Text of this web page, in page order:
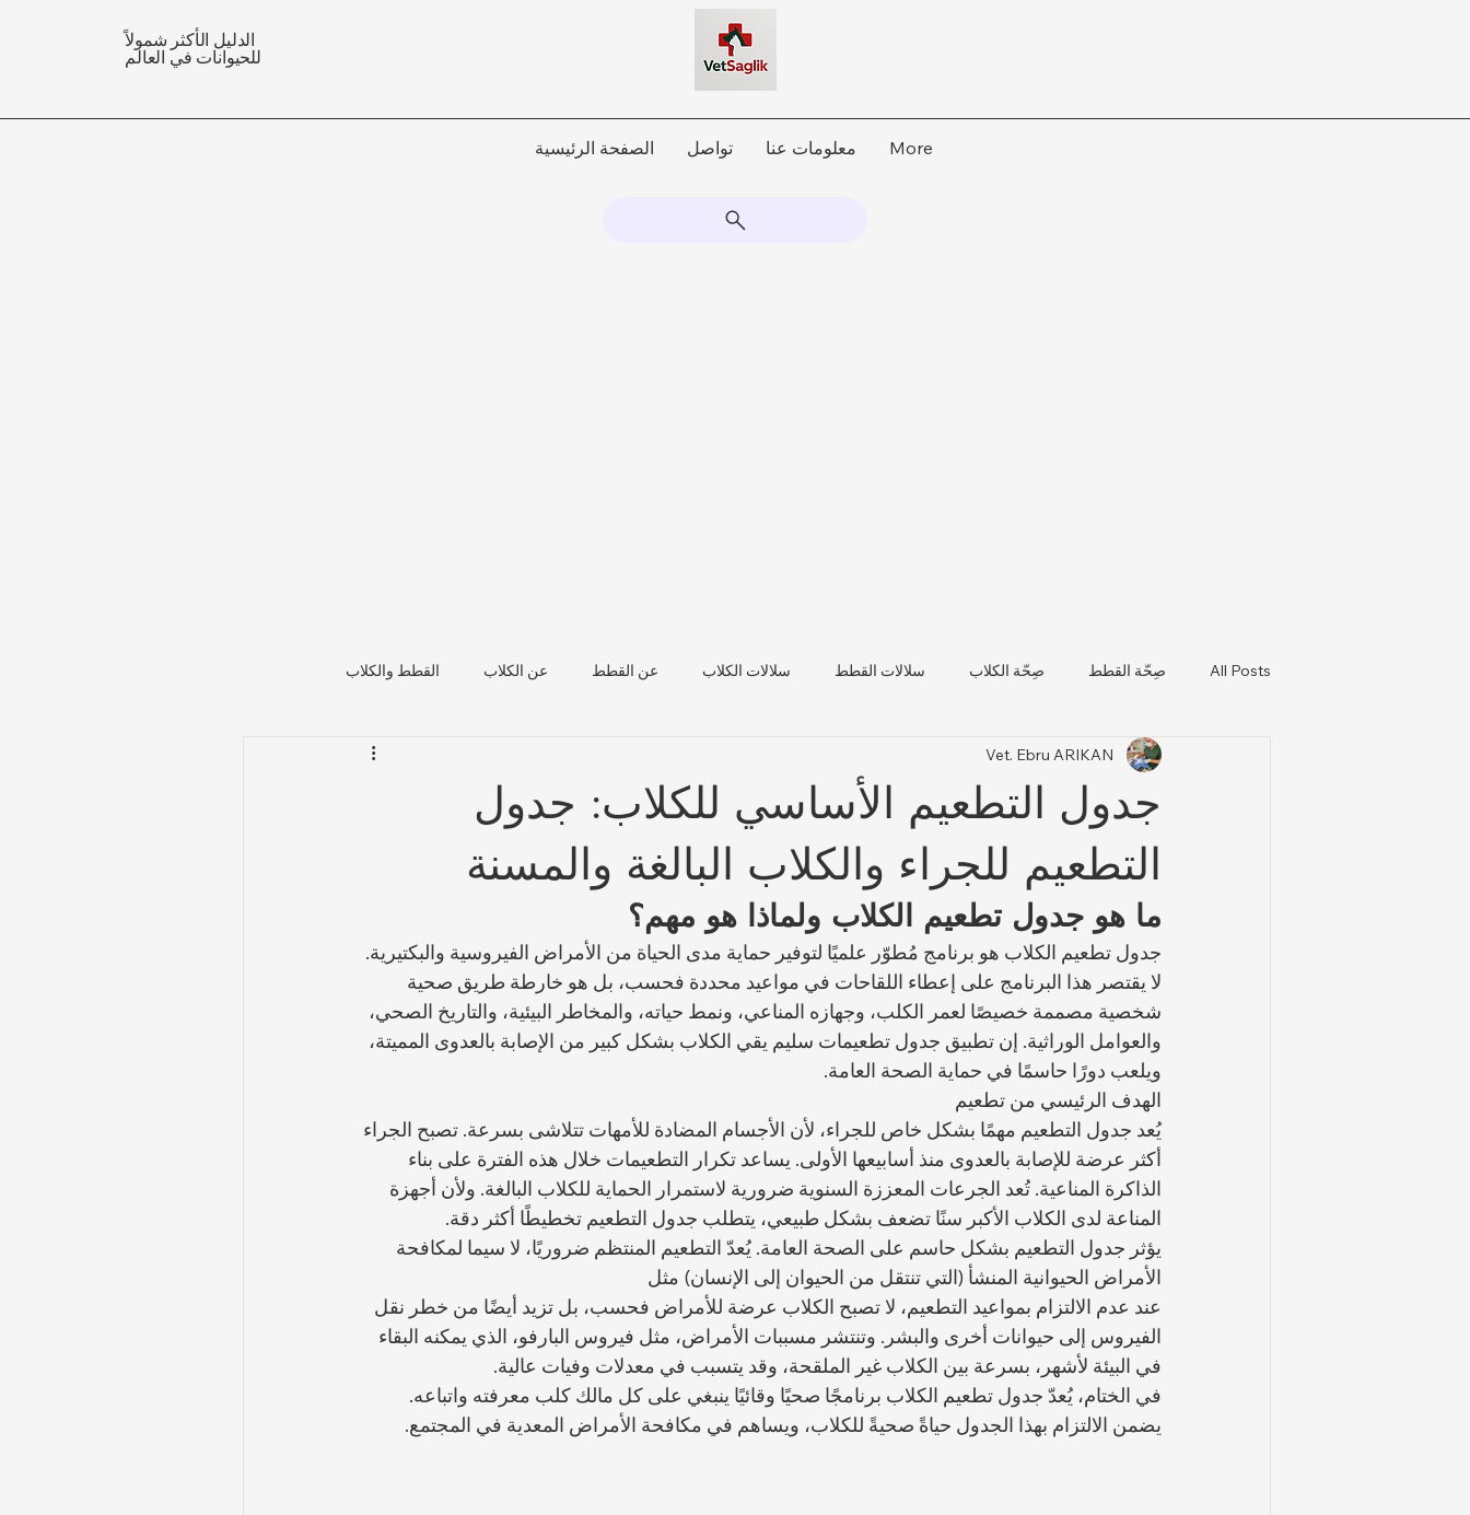
الدليل الأكثر شمولاً
للحيوانات في العالم
الصفحة الرئيسية تواصل معلومات عنا More
All Posts صِحّة القطط صِحّة الكلاب سلالات القطط سلالات الكلاب عن القطط عن الكلاب القطط والكلاب
تحديثات صحة الحيوانات واللوائح التن
جدول التطعيم الأساسي للكلاب: جدول
التطعيم للجراء والكلاب البالغة والمسنة
Vet. Ebru ARIKAN
ما هو جدول تطعيم الكلاب ولماذا هو مهم؟
جدول تطعيم الكلاب هو برنامج مُطوّر علميًا لتوفير حماية مدى الحياة من الأمراض الفيروسية والبكتيرية.
لا يقتصر هذا البرنامج على إعطاء اللقاحات في مواعيد محددة فحسب، بل هو خارطة طريق صحية
شخصية مصممة خصيصًا لعمر الكلب، وجهازه المناعي، ونمط حياته، والمخاطر البيئية، والتاريخ الصحي،
والعوامل الوراثية. إن تطبيق جدول تطعيمات سليم يقي الكلاب بشكل كبير من الإصابة بالعدوى المميتة،
ويلعب دورًا حاسمًا في حماية الصحة العامة.
الهدف الرئيسي من تطعيم
يُعد جدول التطعيم مهمًا بشكل خاص للجراء، لأن الأجسام المضادة للأمهات تتلاشى بسرعة. تصبح الجراء
أكثر عرضة للإصابة بالعدوى منذ أسابيعها الأولى. يساعد تكرار التطعيمات خلال هذه الفترة على بناء
الذاكرة المناعية. تُعد الجرعات المعززة السنوية ضرورية لاستمرار الحماية للكلاب البالغة. ولأن أجهزة
المناعة لدى الكلاب الأكبر سنًا تضعف بشكل طبيعي، يتطلب جدول التطعيم تخطيطًا أكثر دقة.
يؤثر جدول التطعيم بشكل حاسم على الصحة العامة. يُعدّ التطعيم المنتظم ضروريًا، لا سيما لمكافحة
الأمراض الحيوانية المنشأ (التي تنتقل من الحيوان إلى الإنسان) مثل
عند عدم الالتزام بمواعيد التطعيم، لا تصبح الكلاب عرضة للأمراض فحسب، بل تزيد أيضًا من خطر نقل
الفيروس إلى حيوانات أخرى والبشر. وتنتشر مسببات الأمراض، مثل فيروس البارفو، الذي يمكنه البقاء
في البيئة لأشهر، بسرعة بين الكلاب غير الملقحة، وقد يتسبب في معدلات وفيات عالية.
في الختام، يُعدّ جدول تطعيم الكلاب برنامجًا صحيًا وقائيًا ينبغي على كل مالك كلب معرفته واتباعه.
يضمن الالتزام بهذا الجدول حياةً صحيةً للكلاب، ويساهم في مكافحة الأمراض المعدية في المجتمع.